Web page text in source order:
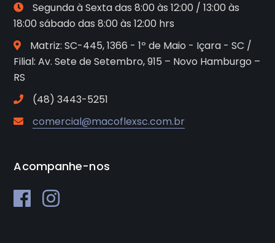
Segunda à Sexta das 8:00 às 12:00 / 13:00 às
18:00 sábado das 8:00 às 12:00 hrs
Matriz: SC-445, 1366 - 1º de Maio - Içara - SC /
Filial: Av. Sete de Setembro, 915 – Novo Hamburgo –
RS
(48) 3443-5251
comercial@macoflexsc.com.br
Acompanhe-nos